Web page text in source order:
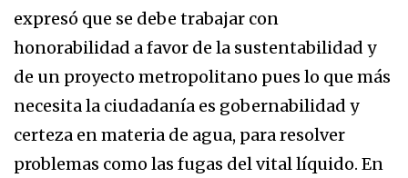
expresó que se debe trabajar con
honorabilidad a favor de la sustentabilidad y
de un proyecto metropolitano pues lo que más
necesita la ciudadanía es gobernabilidad y
certeza en materia de agua, para resolver
problemas como las fugas del vital líquido. En